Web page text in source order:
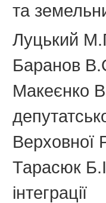
та
Луцький
Баранов
Макеєнко
Верховної
Тарасюк
інтеграції